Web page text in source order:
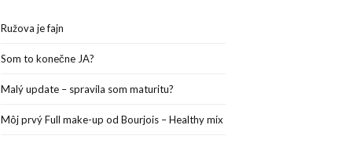
Ružova je fajn
Som to konečne JA?
Malý update – spravila som maturitu?
Môj prvý Full make-up od Bourjois – Healthy mix